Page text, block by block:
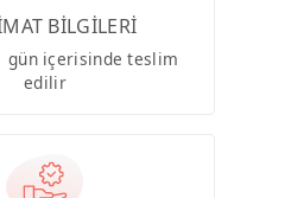
BİLGİLERİ
gün içerisinde teslim
edilir